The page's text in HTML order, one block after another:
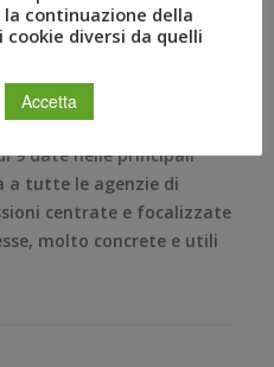
UVET,UVET NETWORK,
l’iniziativa di formazione
TRAVEL NETWORK e
9 date nelle principali
a tutte le agenzie di
centrate e focalizzate
molto concrete e utili
continuazione della
cookie diversi da quelli
Accetta